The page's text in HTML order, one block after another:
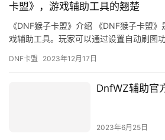
卡盟》，游戏辅助工具的翘楚
《DNF猴子卡盟》介绍 《DNF猴子卡盟
戏辅助工具。玩家可以通过设置自动刷图
DNF卡盟 2023年12月17日
DnfWZ辅助官
2023年6月25日